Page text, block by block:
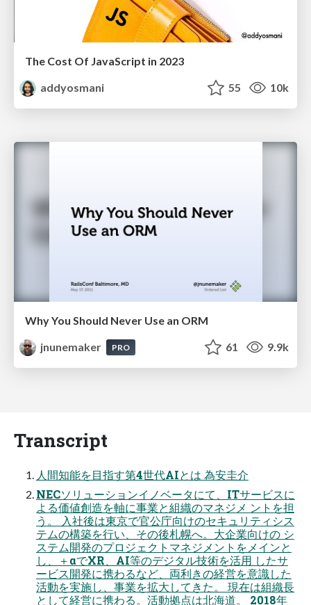
The Cost Of JavaScript in 2023
addyosmani
55 10k
Why You Should Never Use an ORM
jnunemaker
PRO 61 9.9k
Transcript
人間知能を目指す第4世代AIとは 為安圭介
NECソリューションイノベータにて、ITサービスに
よる価値創造を軸に事業と組織のマネジメ ントを担
う。 入社後は東京で官公庁向けのセキュリティシス
テムの構築を行い、その後札幌へ。大企業向けの シ
ステム開発のプロジェクトマネジメントをメインと
し、＋αでXR、AI等のデジタル技術を活用 したサ
ービス開発に携わるなど、両利きの経営を意識した
活動を実施し、事業を拡大してきた。 現在は組織長
として経営に携わる。活動拠点は北海道。 2018年